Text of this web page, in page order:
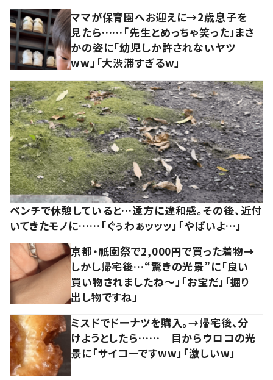
ママが保育園へお迎えに→2歳息子を
見たら……「先生とめっちゃ笑った」まさ
かの姿に「幼児しか許されないヤツ
ww」「大渋滞すぎるw」
ベンチで休憩していると…遠方に違和感。その後、近付
いてきたモノに……「ぐぅわぁッッッ」「やばいよ…」
京都・祇園祭で2,000円で買った着物→
しかし帰宅後…“驚きの光景”に「良い
買い物されましたね～」「お宝だ」「掘り
出し物ですね」
ミスドでドーナツを購入。→帰宅後、分
けようとしたら…… 目からウロコの光
景に「サイコーですww」「激しいw」